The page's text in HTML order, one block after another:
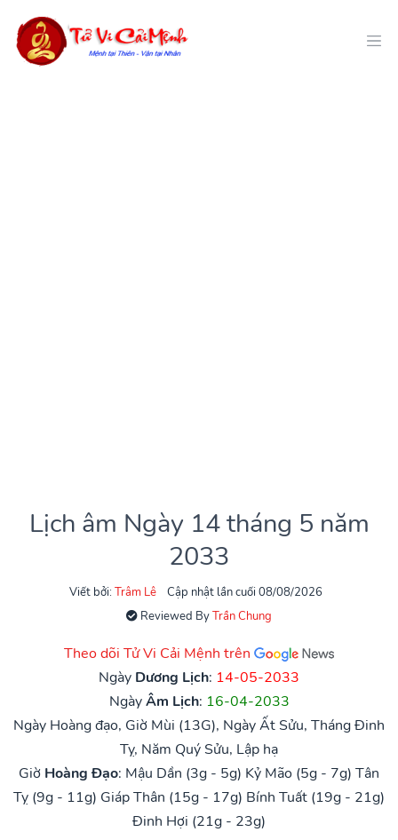
Lịch âm Ngày 14 tháng 5 năm
2033
Viết bởi: Trâm Lê
Cập nhật lần cuối 08/08/2026
Reviewed ByTrần Chung
Theo dõi Tử Vi Cải Mệnh trên
Ngày Dương Lịch: 14-05-2033
NgàyÂm Lịch: 16-04-2033
Ngày Hoàng đạo, Giờ Mùi (13G), Ngày Ất Sửu, Tháng Đinh
Tỵ, Năm Quý Sửu, Lập hạ
Giờ Hoàng Đạo: Mậu Dần (3g - 5g) Kỷ Mão (5g - 7g) Tân
Tỵ (9g - 11g) Giáp Thân (15g - 17g) Bính Tuất (19g - 21g)
Đinh Hợi (21g - 23g)